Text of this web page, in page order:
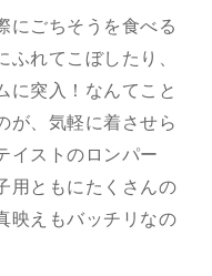
にごちそうを食べる
れてこぼしたり、
に突入！なんてこと
が、気軽に着させら
イストのロンパー
用ともにたくさんの
映えもバッチリなの